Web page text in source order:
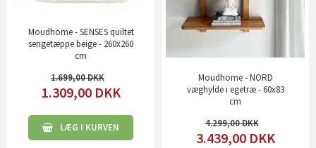
Moudhome - SENSES quiltet
sengetæppe beige - 260x260
cm
1.699,00
1.309,00 DKK
LÆG I KURVEN
Moudhome - NORD
væghylde i egetræ - 60x83
cm
4.299,00
3.439,00 DKK